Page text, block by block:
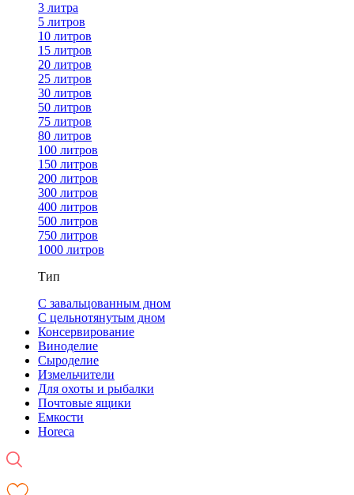
3 литра
5 литров
10 литров
15 литров
20 литров
25 литров
30 литров
50 литров
75 литров
80 литров
100 литров
150 литров
200 литров
300 литров
400 литров
500 литров
750 литров
1000 литров
Тип
С завальцованным дном
С цельнотянутым дном
Консервирование
Виноделие
Сыроделие
Измельчители
Для охоты и рыбалки
Почтовые ящики
Емкости
Horeca